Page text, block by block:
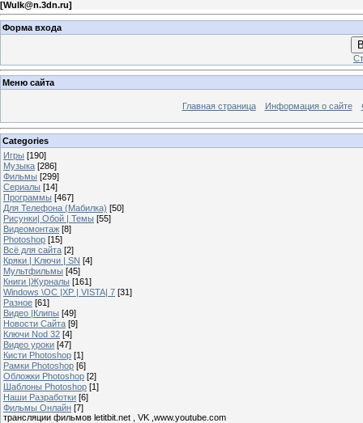
[Wulk@n.3dn.ru]
Форма входа
Меню сайта
Главная страница Информация о сайте
Categories
Игры [190]
Музыка [286]
Фильмы [299]
Сериалы [14]
Программы [467]
Для Телефона (Мабилка) [50]
Рисунки| Обой | Темы [55]
Видеомонтаж [8]
Photoshop [15]
Всё для сайта [2]
Кряки | Kлючи | SN [4]
Мультфильмы [45]
Книги |Журналы [161]
Windows \OC |XP | VISTA| 7 [31]
Разное [61]
Видео |Клипы [49]
Новости Сайта [9]
Ключи Nod 32 [4]
Видео уроки [47]
Кисти Photoshop [1]
Рамки Photoshop [6]
Обложки Photoshop [2]
Шаблоны Photoshop [1]
Наши Разработки [6]
Фильмы Онлайн [7]
трансляции фильмов letitbit.net , VK ,www.youtube.com